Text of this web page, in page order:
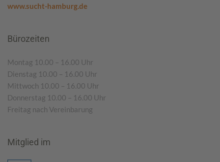
www.sucht-hamburg.de
Bürozeiten
Montag 10.00 – 16.00 Uhr
Dienstag 10.00 – 16.00 Uhr
Mittwoch 10.00 – 16.00 Uhr
Donnerstag 10.00 – 16.00 Uhr
Freitag nach Vereinbarung
Mitglied im